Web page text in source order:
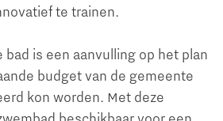
te trainen.
is een aanvulling op het plan
budget van de gemeente
kon worden. Met deze